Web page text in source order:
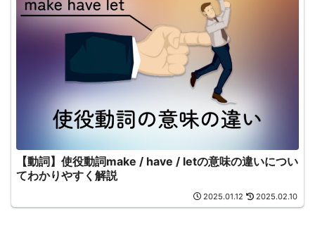
【動詞】使役動詞make / have / letの意味の違いについ
てわかりやすく解説
2025.01.12 2025.02.10